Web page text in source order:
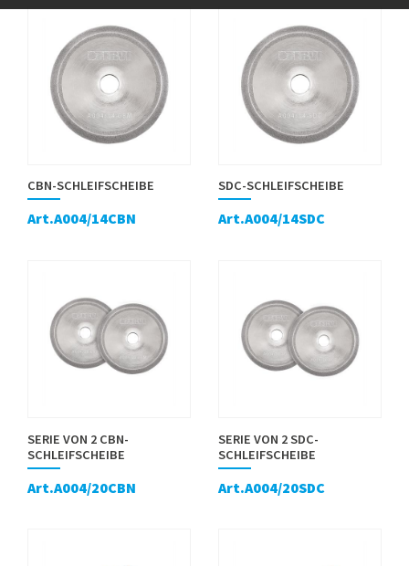
CBN-SCHLEIFSCHEIBE
Art.A004/14CBN
SDC-SCHLEIFSCHEIBE
Art.A004/14SDC
SERIE VON 2 CBN-
SCHLEIFSCHEIBE
Art.A004/20CBN
SERIE VON 2 SDC-
SCHLEIFSCHEIBE
Art.A004/20SDC